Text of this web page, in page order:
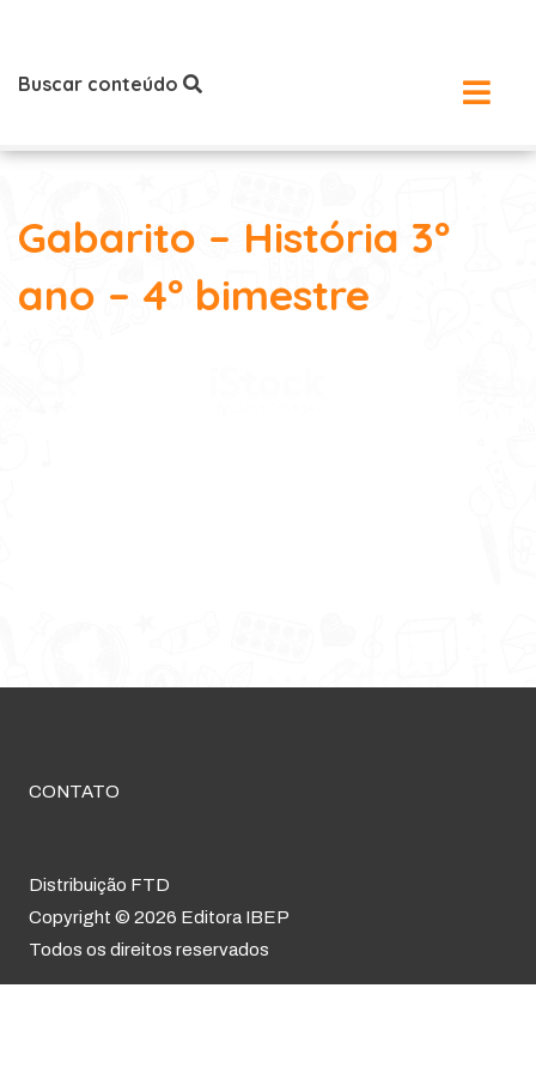
Buscar conteúdo
Gabarito – História 3º
ano – 4º bimestre
CONTATO
Distribuição FTD
Copyright © 2026 Editora IBEP
Todos os direitos reservados